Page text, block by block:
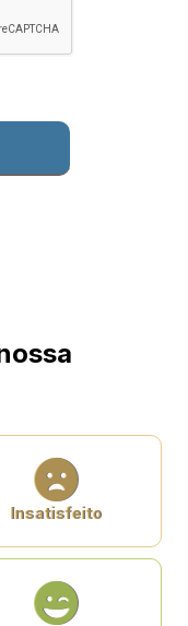
Insatisfeito